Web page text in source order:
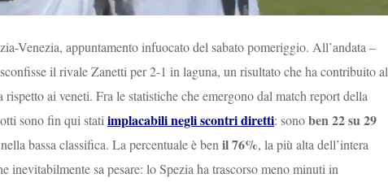
Venezia, appuntamento infuocato del sabato pomeriggio. All’andata –
il rivale Zanetti per 2-1 in laguna, un risultato che ha contribuito al
ai veneti. Fra le statistiche che emergono dal match report della
sono fin qui stati implacabili negli scontri diretti: sonoben 22 su 29
bassa classifica. La percentuale è ben il 76%, la più alta dell’intera
sa pesare: lo Spezia ha trascorso meno minuti in